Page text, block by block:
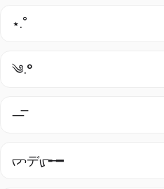
⋆.˚
༄.°
—͞
ᡕᠵデᡁ᠊╾━